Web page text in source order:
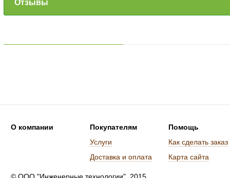
Отзывы
О компании
Покупателям
Услуги
Доставка и оплата
Помощь
Как сделать заказ
Карта сайта
© ООО "Инженерные технологии", 2015